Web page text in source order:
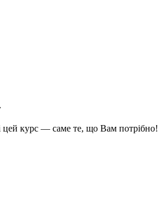
цей курс — саме те, що Вам потрібно!